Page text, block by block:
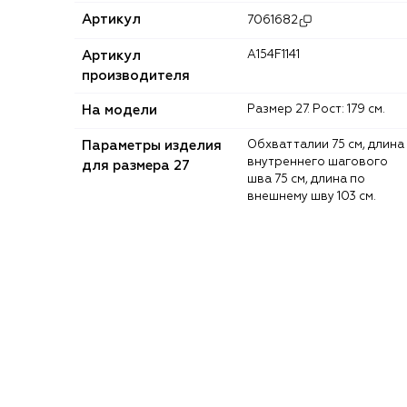
Артикул 7061682
Артикул
производителя
A154F1141
На модели Размер 27. Рост: 179 см.
Параметры изделия
для размера 27
Обхват талии 75 см, длина
внутреннего шагового
шва 75 см, длина по
внешнему шву 103 см.